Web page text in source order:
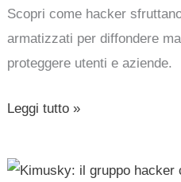
Scopri come hacker
armatizzati per diffondere
proteggere utenti e aziende.
dei
Cybercriminali
Leggi tutto »
Kimusky: